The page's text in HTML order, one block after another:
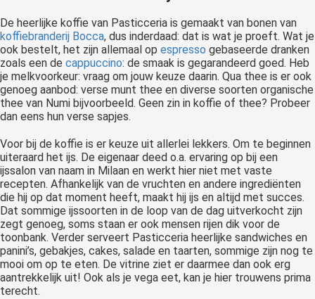
De heerlijke koffie van Pasticceria is gemaakt van bonen van
koffiebranderij Bocca, dus inderdaad: dat is wat je proeft. Wat je
ook bestelt, het zijn allemaal op espresso gebaseerde dranken
zoals een de cappuccino: de smaak is gegarandeerd goed. Heb
je melkvoorkeur: vraag om jouw keuze daarin. Qua thee is er ook
genoeg aanbod: verse munt thee en diverse soorten organische
thee van Numi bijvoorbeeld. Geen zin in koffie of thee? Probeer
dan eens hun verse sapjes.
Voor bij de koffie is er keuze uit allerlei lekkers. Om te beginnen
uiteraard het ijs. De eigenaar deed o.a. ervaring op bij een
ijssalon van naam in Milaan en werkt hier niet met vaste
recepten. Afhankelijk van de vruchten en andere ingrediënten
die hij op dat moment heeft, maakt hij ijs en altijd met succes.
Dat sommige ijssoorten in de loop van de dag uitverkocht zijn
zegt genoeg, soms staan er ook mensen rijen dik voor de
toonbank. Verder serveert Pasticceria heerlijke sandwiches en
panini’s, gebakjes, cakes, salade en taarten, sommige zijn nog te
mooi om op te eten. De vitrine ziet er daarmee dan ook erg
aantrekkelijk uit! Ook als je vega eet, kan je hier trouwens prima
terecht.